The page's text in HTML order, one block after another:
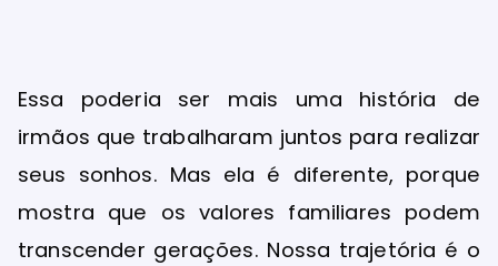
Essa poderia ser mais uma história de
irmãos que trabalharam juntos para realizar
seus sonhos. Mas ela é diferente, porque
mostra que os valores familiares podem
transcender gerações. Nossa trajetória é o